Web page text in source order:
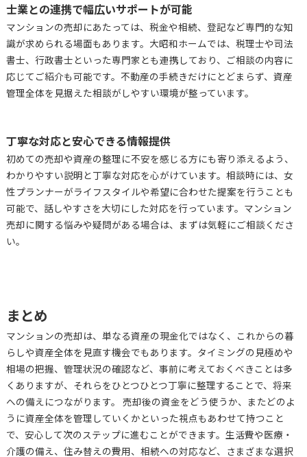
士業との連携で幅広いサポートが可能
マンションの売却にあたっては、税金や相続、登記など専門的な知
識が求められる場面もあります。大昭和ホームでは、税理士や司法
書士、行政書士といった専門家とも連携しており、ご相談の内容に
応じてご紹介も可能です。不動産の手続きだけにとどまらず、資産
管理全体を見据えた相談がしやすい環境が整っています。
丁寧な対応と安心できる情報提供
初めての売却や資産の整理に不安を感じる方にも寄り添えるよう、
わかりやすい説明と丁寧な対応を心がけています。相談時には、女
性プランナーがライフスタイルや希望に合わせた提案を行うことも
可能で、話しやすさを大切にした対応を行っています。マンション
売却に関する悩みや疑問がある場合は、まずは気軽にご相談くださ
い。
まとめ
マンションの売却は、単なる資産の現金化ではなく、これからの暮
らしや資産全体を見直す機会でもあります。タイミングの見極めや
相場の把握、管理状況の確認など、事前に考えておくべきことは多
くありますが、それらをひとつひとつ丁寧に整理することで、将来
への備えにつながります。 売却後の資金をどう使うか、またどのよ
うに資産全体を管理していくかといった視点もあわせて持つこと
で、安心して次のステップに進むことができます。生活費や医療・
介護の備え、住み替えの費用、相続への対応など、さまざまな選択